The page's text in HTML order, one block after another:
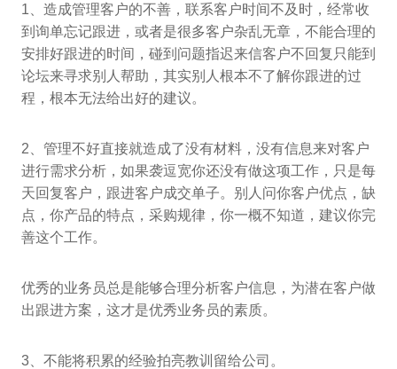
1、造成管理客户的不善，联系客户时间不及时，经常收
到询单忘记跟进，或者是很多客户杂乱无章，不能合理的
安排好跟进的时间，碰到问题指迟来信客户不回复只能到
论坛来寻求别人帮助，其实别人根本不了解你跟进的过
程，根本无法给出好的建议。
2、管理不好直接就造成了没有材料，没有信息来对客户
进行需求分析，如果袭逗宽你还没有做这项工作，只是每
天回复客户，跟进客户成交单子。别人问你客户优点，缺
点，你产品的特点，采购规律，你一概不知道，建议你完
善这个工作。
优秀的业务员总是能够合理分析客户信息，为潜在客户做
出跟进方案，这才是优秀业务员的素质。
3、不能将积累的经验拍亮教训留给公司。